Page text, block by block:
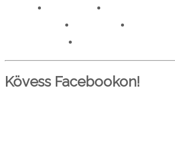
caraka.hu
c911.info
Kövess Facebookon!